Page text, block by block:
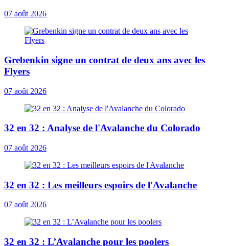
07 août 2026
Grebenkin signe un contrat de deux ans avec les
Flyers
07 août 2026
32 en 32 : Analyse de l'Avalanche du Colorado
07 août 2026
32 en 32 : Les meilleurs espoirs de l'Avalanche
07 août 2026
32 en 32 : L’Avalanche pour les poolers